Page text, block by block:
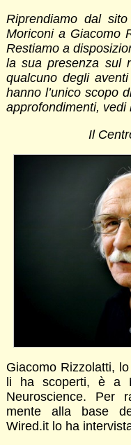
Riprendiamo dal
Moriconi a Giacomo
Restiamo a
la sua presenza sul
qualcuno degli
hanno l’unico scopo
approfondimenti, vedi
Il
Giacomo Rizzolatti,
li ha scoperti, è a
Neuroscience. Per
mente alla base
Wired.it lo ha